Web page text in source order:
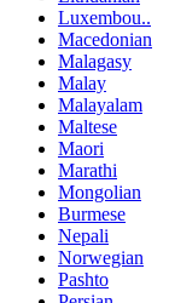
Luxembou..
Macedonian
Malagasy
Malay
Malayalam
Maltese
Maori
Marathi
Mongolian
Burmese
Nepali
Norwegian
Pashto